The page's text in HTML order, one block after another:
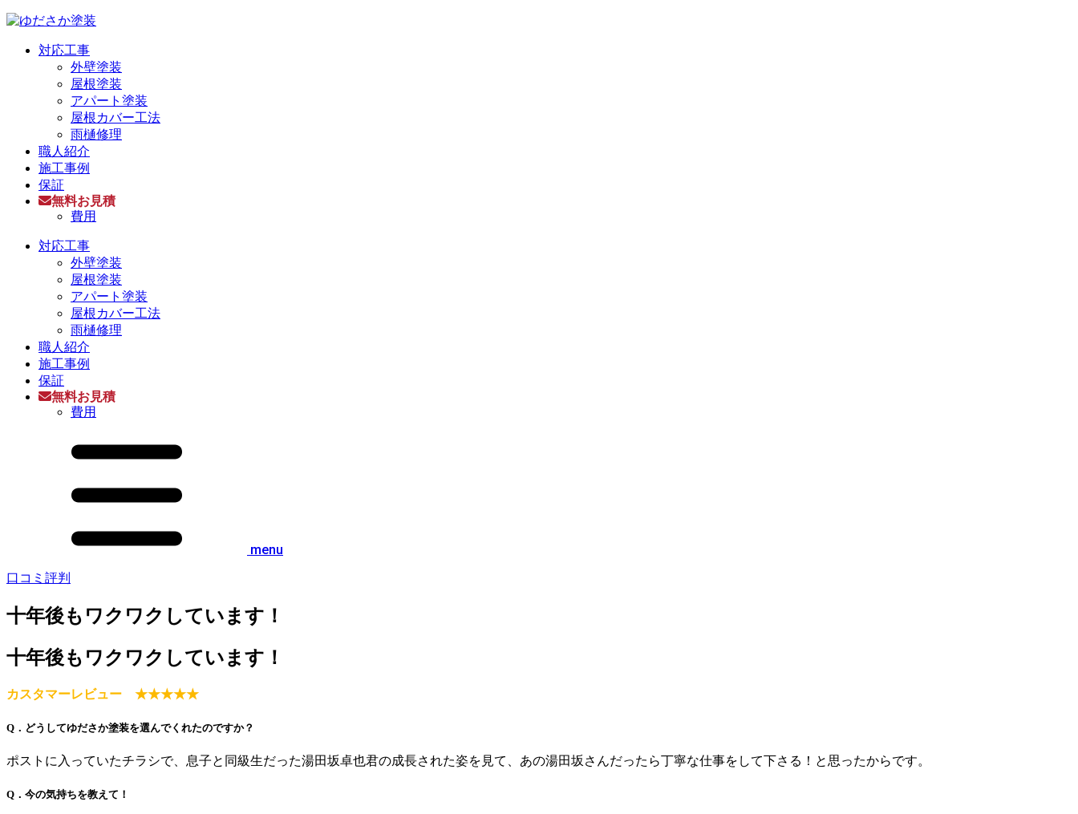
対応工事
外壁塗装
屋根塗装
アパート塗装
屋根カバー工法
雨樋修理
職人紹介
施工事例
保証
無料お見積
費用
対応工事
外壁塗装
屋根塗装
アパート塗装
屋根カバー工法
雨樋修理
職人紹介
施工事例
保証
無料お見積
費用
menu
口コミ評判
十年後もワクワクしています！
十年後もワクワクしています！
カスタマーレビュー ★★★★★
Q．どうしてゆださか塗装を選んでくれたのですか？
ポストに入っていたチラシで、息子と同級生だった湯田坂卓也君の成長された姿を見て、あの湯田坂さんだったら丁寧な仕事をして下さる！と思ったからです。
Q．今の気持ちを教えて！